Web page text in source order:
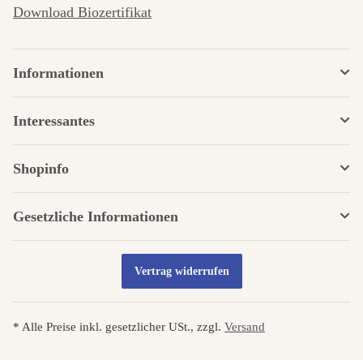
Download Biozertifikat
Informationen
Interessantes
Shopinfo
Gesetzliche Informationen
Vertrag widerrufen
* Alle Preise inkl. gesetzlicher USt., zzgl. Versand